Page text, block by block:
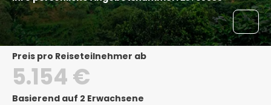
Preis pro Reiseteilnehmer ab
5.154 €
Basierend auf 2 Erwachsene